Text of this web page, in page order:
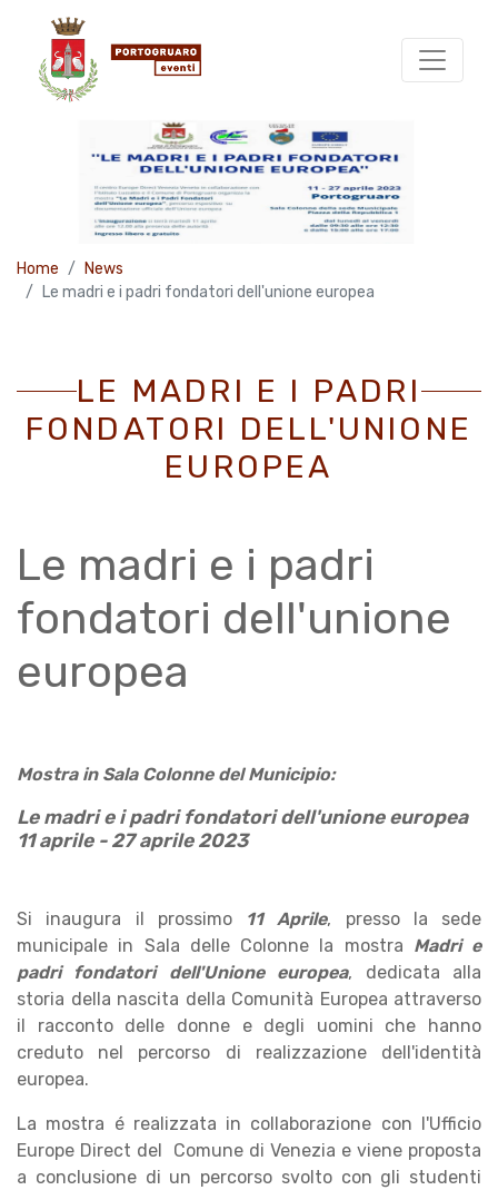
Home
News
Le madri e i padri fondatori dell'unione europea
LE MADRI E I PADRI
FONDATORI DELL'UNIONE
EUROPEA
Le madri e i padri
fondatori dell'unione
europea
Mostra in Sala Colonne del Municipio:
Le madri e i padri fondatori dell'unione europea
11 aprile - 27 aprile 2023
Si inaugura il prossimo 11 Aprile, presso la sede
municipale in Sala delle Colonne la mostra Madri e
padri fondatori dell'Unione europea, dedicata alla
storia della nascita della Comunità Europea attraverso
il racconto delle donne e degli uomini che hanno
creduto nel percorso di realizzazione dell'identità
europea.
La mostra é realizzata in collaborazione con l'Ufficio
Europe Direct del Comune di Venezia e viene proposta
a conclusione di un percorso svolto con gli studenti